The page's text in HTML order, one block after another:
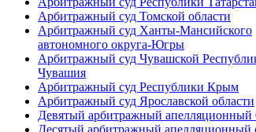
Арбитражный суд Томской области
Арбитражный суд Ханты-Мансийского
автономного округа-Югры
Арбитражный суд Чувашской
Чувашия
Арбитражный суд Республики Крым
Арбитражный суд Ярославской области
Девятый арбитражный апелляционный
Десятый арбитражный апелляционный